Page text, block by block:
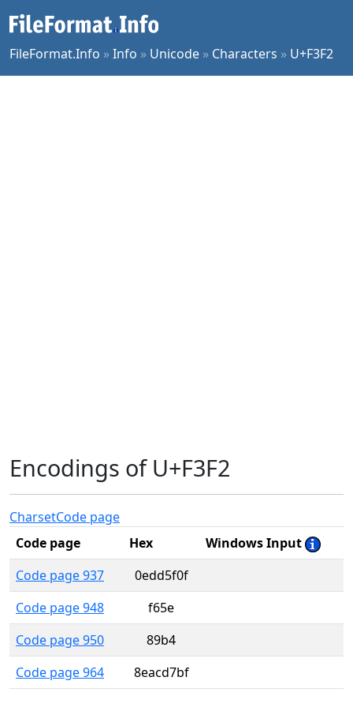
FileFormat.Info »Info » Unicode » Characters » U+F3F2
Encodings of U+F3F2
CharsetCode page
Code page
Hex
Windows Input
Code page 937
0edd5f0f
Code page 948
f65e
Code page 950
89b4
Code page 964
8eacd7bf